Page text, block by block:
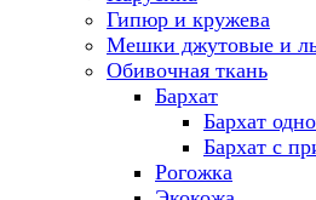
Гипюр и кружева
Мешки джутовые и
Обивочная ткань
Бархат
Бархат
Бархат с
Рогожка